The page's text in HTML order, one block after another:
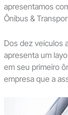
apresentamos
Ônibus &
Dos dez veículos
apresenta um
em seu primeiro
empresa que a